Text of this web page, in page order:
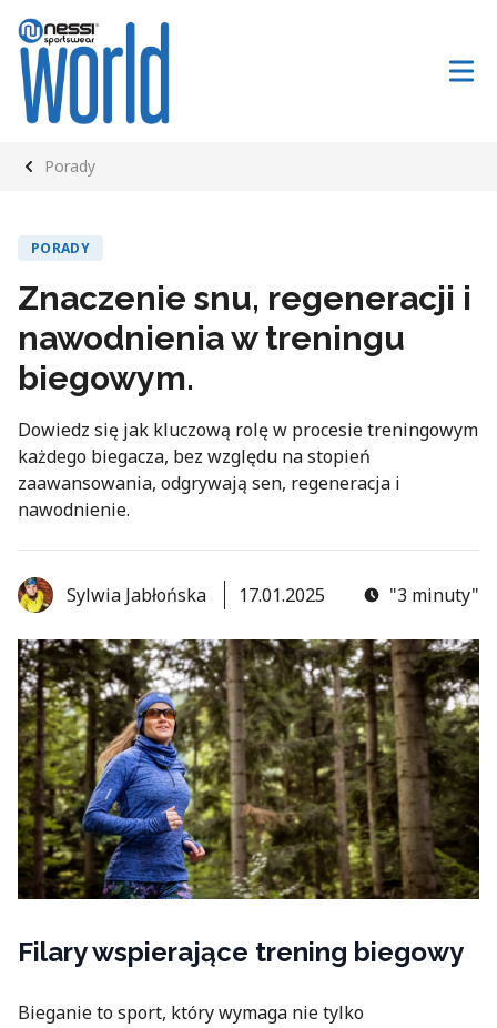
Porady
PORADY
Znaczenie snu, regeneracji i
nawodnienia w treningu
biegowym.
Dowiedz się jak kluczową rolę w procesie treningowym
każdego biegacza, bez względu na stopień
zaawansowania, odgrywają sen, regeneracja i
nawodnienie.
Sylwia Jabłońska 17.01.2025 "3 minuty"
Filary wspierające trening biegowy
Bieganie to sport, który wymaga nie tylko